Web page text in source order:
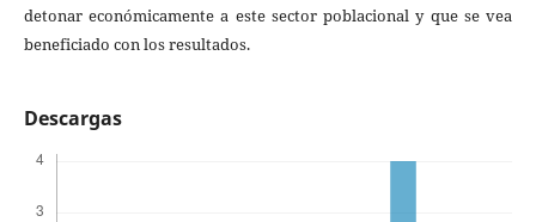
detonar económicamente a este sector poblacional y que se vea
beneficiado con los resultados.
Descargas